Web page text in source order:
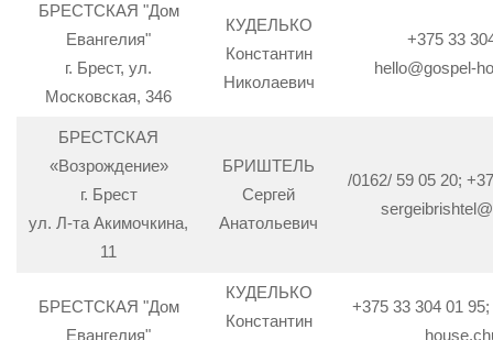
БРЕСТСКАЯ "Дом
Евангелия"
г. Брест, ул.
Московская, 346
КУДЕЛЬКО
Константин
Николаевич
+375 33
hello@gospel-
БРЕСТСКАЯ
«Возрождение»
г. Брест
ул. Л-та Акимочкина,
11
БРИШТЕЛЬ
Сергей
Анатольевич
/0162/ 59 05 20;
БРЕСТСКАЯ "Дом
Евангелия"
КУДЕЛЬКО
Константин
+375 33 304 01